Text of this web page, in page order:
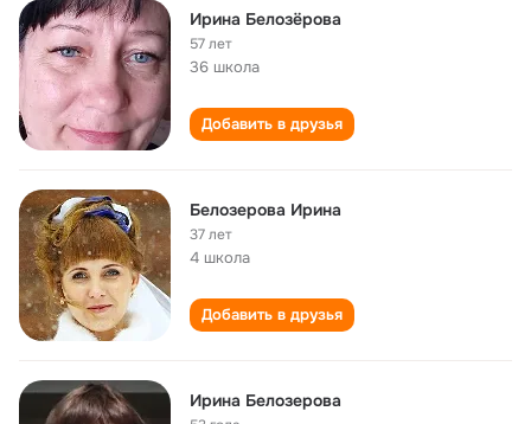
Ирина Белозёрова
57 лет
36 школа
Добавить в друзья
Белозерова Ирина
37 лет
4 школа
Добавить в друзья
Ирина Белозерова